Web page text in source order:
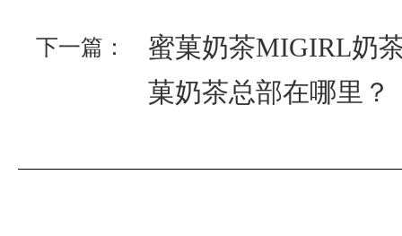
下一篇：
蜜菓奶茶MIGIRL奶
菓奶茶总部在哪里？